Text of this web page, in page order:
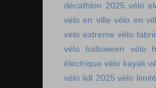
décathlon 2025 vélo
vélo en ville vélo en
vélo extreme vélo
vélo halloween
vélo
électrique vélo kayak
vélo lidl 2025 vélo